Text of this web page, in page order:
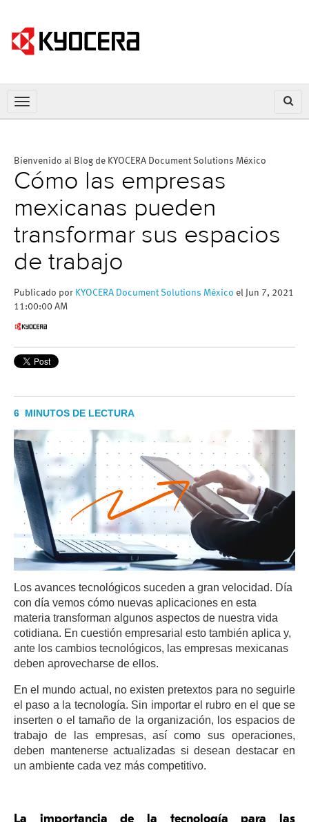
Bienvenido al Blog de KYOCERA Document Solutions México
Cómo las empresas
mexicanas pueden
transformar sus espacios
de trabajo
Publicado por KYOCERA Document Solutions México el Jun 7, 2021
11:00:00 AM
6 MINUTOS DE LECTURA
Los avances tecnológicos suceden a gran velocidad. Día
con día vemos cómo nuevas aplicaciones en esta
materia transforman algunos aspectos de nuestra vida
cotidiana. En cuestión empresarial esto también aplica y,
ante los cambios tecnológicos, las empresas mexicanas
deben aprovecharse de ellos.
En el mundo actual, no existen pretextos para no seguirle
el paso a la tecnología. Sin importar el rubro en el que se
inserten o el tamaño de la organización, los espacios de
trabajo de las empresas, así como sus operaciones,
deben mantenerse actualizadas si desean destacar en
un ambiente cada vez más competitivo.
La importancia de la tecnología para las